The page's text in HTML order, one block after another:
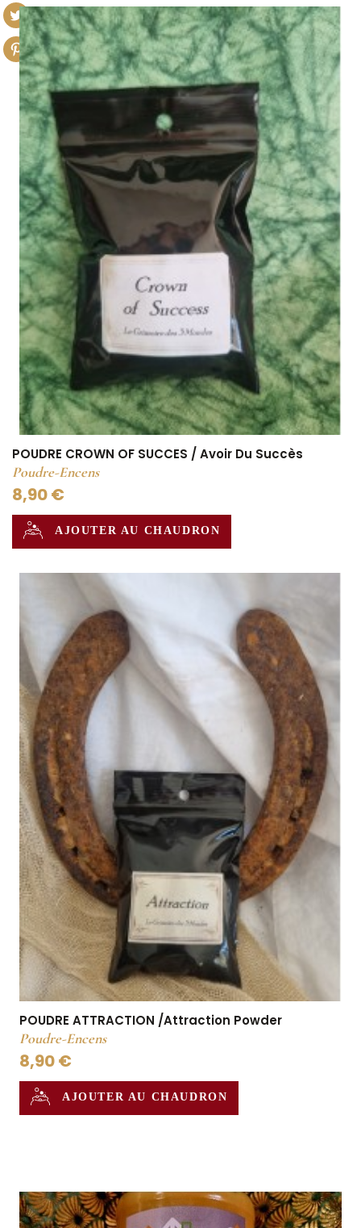
POUDRE CROWN OF SUCCES / Avoir Du Succès
Poudre-Encens
8,90 €
AJOUTER AU CHAUDRON
POUDRE ATTRACTION /Attraction Powder
Poudre-Encens
8,90 €
AJOUTER AU CHAUDRON